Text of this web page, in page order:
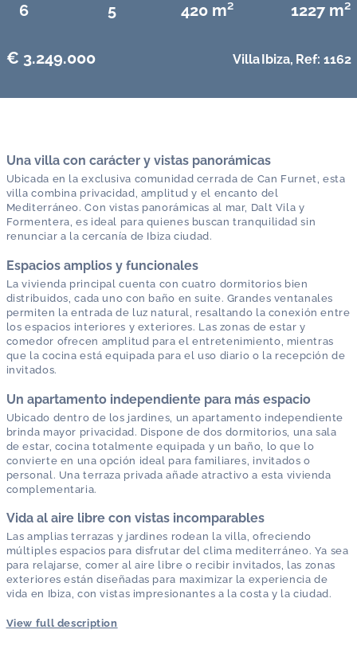
6 5 420 m² 1227 m²
€ 3.249.000 VillaIbiza, Ref: 1162
Una villa con carácter y vistas panorámicas
Ubicada en la exclusiva comunidad cerrada de Can Furnet, esta
villa combina privacidad, amplitud y el encanto del
Mediterráneo. Con vistas panorámicas al mar, Dalt Vila y
Formentera, es ideal para quienes buscan tranquilidad sin
renunciar a la cercanía de Ibiza ciudad.
Espacios amplios y funcionales
La vivienda principal cuenta con cuatro dormitorios bien
distribuidos, cada uno con baño en suite. Grandes ventanales
permiten la entrada de luz natural, resaltando la conexión entre
los espacios interiores y exteriores. Las zonas de estar y
comedor ofrecen amplitud para el entretenimiento, mientras
que la cocina está equipada para el uso diario o la recepción de
invitados.
Un apartamento independiente para más espacio
Ubicado dentro de los jardines, un apartamento independiente
brinda mayor privacidad. Dispone de dos dormitorios, una sala
de estar, cocina totalmente equipada y un baño, lo que lo
convierte en una opción ideal para familiares, invitados o
personal. Una terraza privada añade atractivo a esta vivienda
complementaria.
Vida al aire libre con vistas incomparables
Las amplias terrazas y jardines rodean la villa, ofreciendo
múltiples espacios para disfrutar del clima mediterráneo. Ya sea
para relajarse, comer al aire libre o recibir invitados, las zonas
exteriores están diseñadas para maximizar la experiencia de
vida en Ibiza, con vistas impresionantes a la costa y la ciudad.
View full description